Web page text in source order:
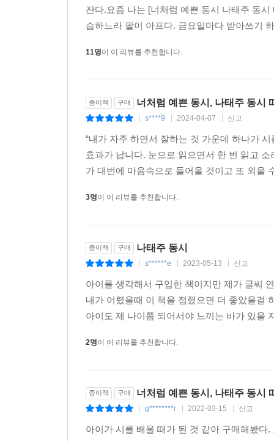
잔다.요즘 나는 [너처럼 예쁜 동시 나태주 동
습하느라 팔이 아프다. 금요일마다 받아쓰기
11명이 이 리뷰를 추천합니다.
종이책 구매 너처럼 예쁜 동시, 나태주 동시
s****9 2024-04-07 신고
“내가 자주 하면서 잘하는 것 가운데 하나가
효과가 납니다. 눈으로 읽으면서 한 번 읽고
가 대번에 마음속으로 들어올 것이고 또 외
3명이 이 리뷰를 추천합니다.
종이책 구매 나태주 동시
s******e 2023-05-13 신고
아이를 생각해서 구입한 책이지만 제가 글씨
내가 어렸을때 이 책을 접했으면 더 좋았을걸
아이도 제 나이쯤 되어서야 느끼는 바가 있을
2명이 이 리뷰를 추천합니다.
종이책 구매 너처럼 예쁜 동시, 나태주 동시
g********r 2022-03-15 신고
아이가 시를 배울 때가 된 것 같아 구매해봤